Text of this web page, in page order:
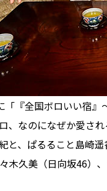
『全国ボロいい宿』
、なのになぜか愛さ
と、ぱるること島崎
木久美（日向坂46）